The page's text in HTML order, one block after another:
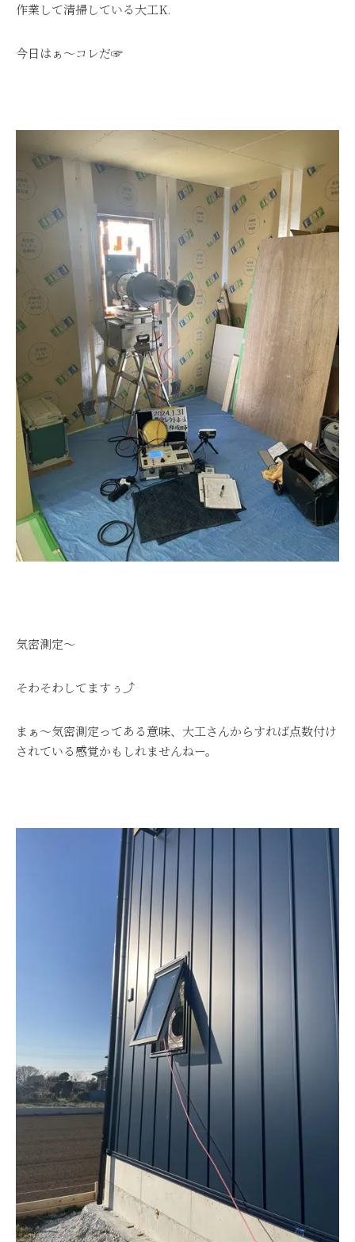
作業して清掃している大工K.
今日はぁ～コレだ☞
気密測定～
そわそわしてますぅ⤴
まぁ～気密測定ってある意味、大工さんからすれば点数付け
されている感覚かもしれませんねー。